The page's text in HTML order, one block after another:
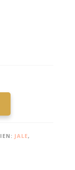
JALE,